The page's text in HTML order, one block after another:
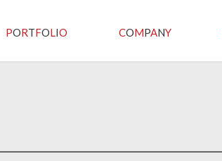
PORTFOLIO COMPANY